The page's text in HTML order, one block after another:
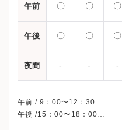
午前 〇 〇 〇
午後 〇 〇 〇
夜間 - - -
午前 / 9：00〜12：30
午後 /15：00〜18：00